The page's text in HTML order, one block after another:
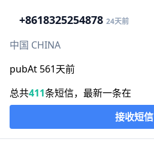
+8618325254878 24天前
中国 CHINA
pubAt 561天前
总共411条短信，最新一条在
接收短信